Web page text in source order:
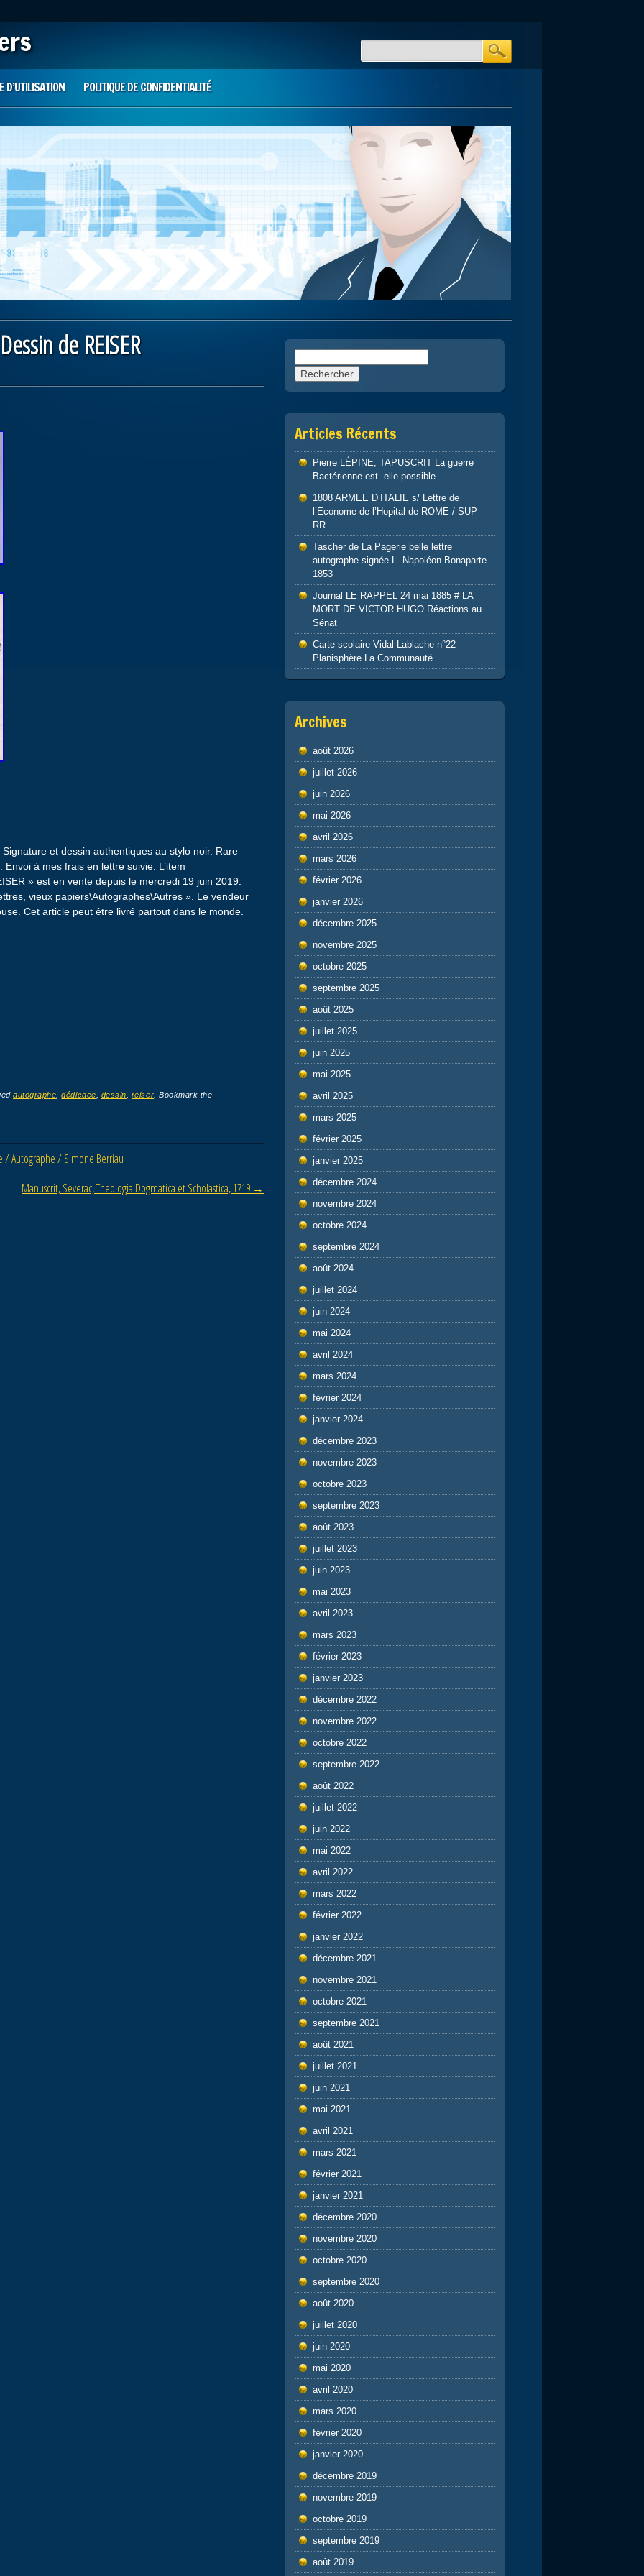
D’UTILISATION POLITIQUE DE CONFIDENTIALITÉ
de REISER
et dessin authentiques au stylo noir. Rare
à mes frais en lettre suivie. L’item
» est en vente depuis le mercredi 19 juin 2019.
vieux papiers\Autographes\Autres ». Le vendeur
Cet article peut être livré partout dans le monde.
autographe ,dédicace dessin reiser . Bookmark the
/ Autographe / Simone Berriau
Manuscrit, Severac, Theologia Dogmatica et Scholastica, 1719 →
Articles Récents
Pierre LÉPINE, TAPUSCRIT La guerre
Bactérienne est -elle possible
1808 ARMEE D’ITALIE s/ Lettre de
l’Econome de l’Hopital de ROME / SUP
RR
Tascher de La Pagerie belle lettre
autographe signée L. Napoléon Bonaparte
1853
Journal LE RAPPEL 24 mai 1885 # LA
MORT DE VICTOR HUGO Réactions au
Sénat
Carte scolaire Vidal Lablache n°22
Planisphère La Communauté
Archives
août 2026
juillet 2026
juin 2026
mai 2026
avril 2026
mars 2026
février 2026
janvier 2026
décembre 2025
novembre 2025
octobre 2025
septembre 2025
août 2025
juillet 2025
juin 2025
mai 2025
avril 2025
mars 2025
février 2025
janvier 2025
décembre 2024
novembre 2024
octobre 2024
septembre 2024
août 2024
juillet 2024
juin 2024
mai 2024
avril 2024
mars 2024
février 2024
janvier 2024
décembre 2023
novembre 2023
octobre 2023
septembre 2023
août 2023
juillet 2023
juin 2023
mai 2023
avril 2023
mars 2023
février 2023
janvier 2023
décembre 2022
novembre 2022
octobre 2022
septembre 2022
août 2022
juillet 2022
juin 2022
mai 2022
avril 2022
mars 2022
février 2022
janvier 2022
décembre 2021
novembre 2021
octobre 2021
septembre 2021
août 2021
juillet 2021
juin 2021
mai 2021
avril 2021
mars 2021
février 2021
janvier 2021
décembre 2020
novembre 2020
octobre 2020
septembre 2020
août 2020
juillet 2020
juin 2020
mai 2020
avril 2020
mars 2020
février 2020
janvier 2020
décembre 2019
novembre 2019
octobre 2019
septembre 2019
août 2019